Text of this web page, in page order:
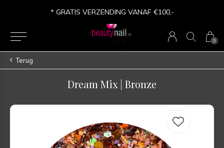
0
* GRATIS VERZENDING VANAF €100,-
Terug
Dream Mix | Bronze